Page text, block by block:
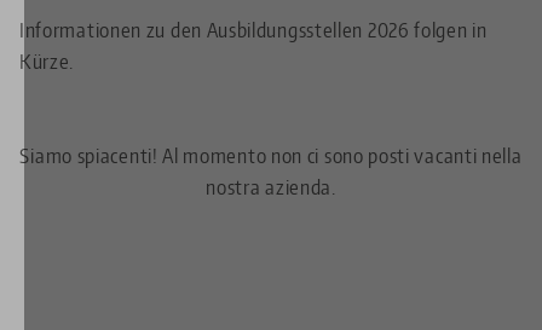
Informationen zu den Ausbildungsstellen 2026 folgen in
Kürze.
Siamo spiacenti! Al momento non ci sono posti vacanti nella
nostra azienda.